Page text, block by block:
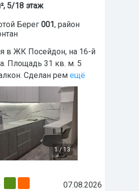
5/18 этаж
Берег 001, район
в ЖК Посейдон, на 16-й
Площадь 31 кв. м. 5
Сделан рем ещё
1 /13
07.08.2026